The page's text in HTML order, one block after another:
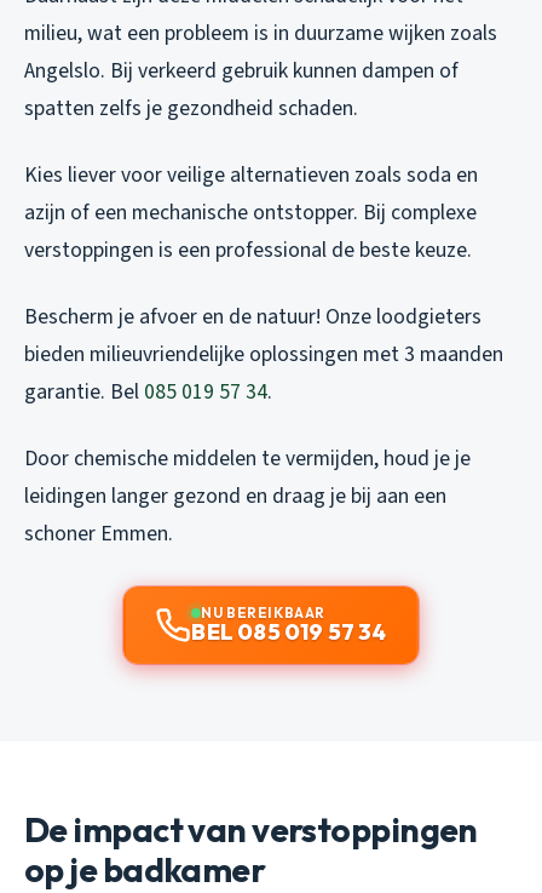
milieu, wat een probleem is in duurzame wijken zoals
Angelslo. Bij verkeerd gebruik kunnen dampen of
spatten zelfs je gezondheid schaden.
Kies liever voor veilige alternatieven zoals soda en
azijn of een mechanische ontstopper. Bij complexe
verstoppingen is een professional de beste keuze.
Bescherm je afvoer en de natuur! Onze loodgieters
bieden milieuvriendelijke oplossingen met 3 maanden
garantie. Bel 085 019 57 34.
Door chemische middelen te vermijden, houd je je
leidingen langer gezond en draag je bij aan een
schoner Emmen.
NU BEREIKBAAR
BEL 085 019 57 34
De impact van verstoppingen
op je badkamer